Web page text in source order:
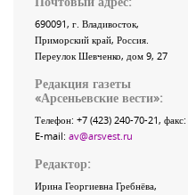
690091, г. Владивосток,
Приморский край, Россия
Переулок Шевченко, дом 9, 27
Редакция газеты
«Арсеньевские вести»:
Телефон: +7 (423) 240-70-21, факс:
E-mail: av@arsvest.ru
Редактор:
Ирина Георгиевна Гребнёва,